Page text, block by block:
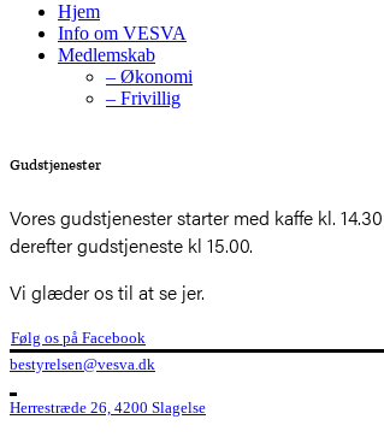
Hjem
Info om VESVA
Medlemskab
– Økonomi
– Frivillig
Gudstjenester
Vores gudstjenester starter med kaffe kl. 14.30
derefter gudstjeneste kl 15.00.
Vi glæder os til at se jer.
Følg os på Facebook
bestyrelsen@vesva.dk
Herrestræde 26, 4200 Slagelse